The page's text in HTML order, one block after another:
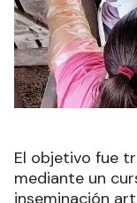
El objetivo fue
mediante un
inseminación